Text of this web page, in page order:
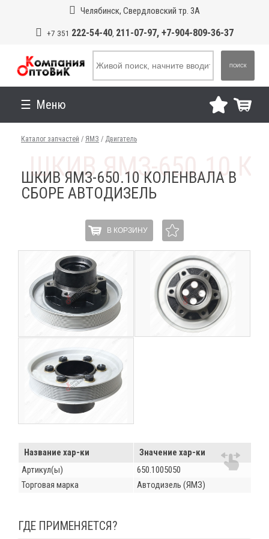
Челябинск, Свердловский тр. 3А
+7 351 222-54-40, 211-07-97, +7-904-809-36-37
ПОИСК
Меню
Каталог запчастей / ЯМЗ / Двигатель
ШКИВ ЯМЗ-650.10 КОЛЕНВАЛА В
СБОРЕ АВТОДИЗЕЛЬ
В КОРЗИНУ
Название хар-ки
Значение хар-ки
Артикул(ы)
650.1005050
Торговая марка
Автодизель (ЯМЗ)
ГДЕ ПРИМЕНЯЕТСЯ?